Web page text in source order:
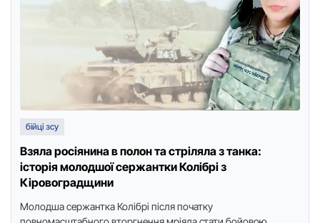
бійці зсу
Взяла росіянина в полон та стріляла з танка:
історія молодшої сержантки Колібрі з
Кіровоградщини
Молодша сержантка Колібрі після початку